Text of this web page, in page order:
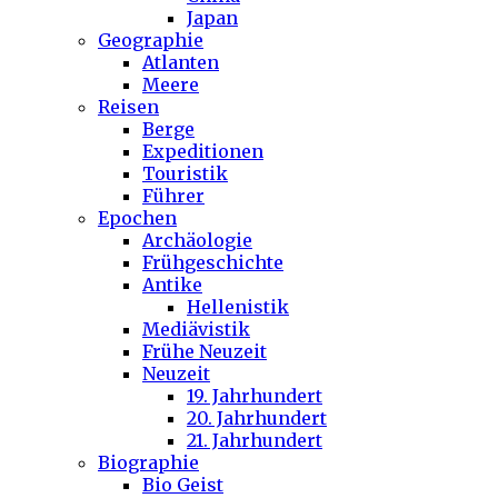
Japan
Geographie
Atlanten
Meere
Reisen
Berge
Expeditionen
Touristik
Führer
Epochen
Archäologie
Frühgeschichte
Antike
Hellenistik
Mediävistik
Frühe Neuzeit
Neuzeit
19. Jahrhundert
20. Jahrhundert
21. Jahrhundert
Biographie
Bio Geist